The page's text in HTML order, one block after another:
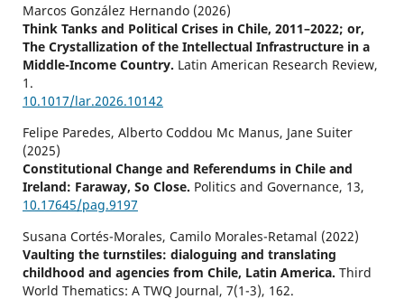
Marcos González Hernando (2026)
Think Tanks and Political Crises in Chile, 2011–2022; or,
The Crystallization of the Intellectual Infrastructure in a
Middle-Income Country. Latin American Research Review,
1.
10.1017/lar.2026.10142
Felipe Paredes, Alberto Coddou Mc Manus, Jane Suiter
(2025)
Constitutional Change and Referendums in Chile and
Ireland: Faraway, So Close. Politics and Governance, 13,
10.17645/pag.9197
Susana Cortés-Morales, Camilo Morales-Retamal (2022)
Vaulting the turnstiles: dialoguing and translating
childhood and agencies from Chile, Latin America. Third
World Thematics: A TWQ Journal, 7(1-3), 162.